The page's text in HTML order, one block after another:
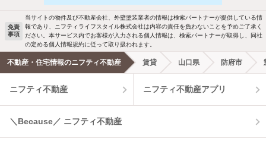
洗濯機置場あり 独立洗面台
エアコンあり 都市ガス
温水洗浄便座 オートロック
コンロ2口以上
免責
事項
当サイトの物件及び不動産会社、外壁塗装業者の情報は検索パートナーが提供している情
報であり、ニフティライフスタイル株式会社は内容の責任を負わないことを予めご了承く
ださい。本サービス内でお客様が入力される個人情報は、検索パートナーが取得し、同社
の定める個人情報規約に従って取り扱われます。
不動産・住宅情報のニフティ不動産 賃貸 山口県 防府市
ニフティ不動産 ニフティ不動産アプリ
＼Because／ ニフティ不動産